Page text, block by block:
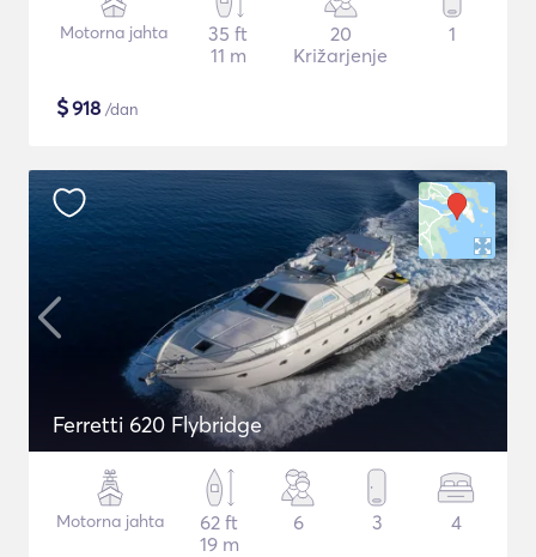
Motorna jahta
35 ft
11 m
20
Križarjenje
1
$918 /dan
Ferretti 620 Flybridge
Motorna jahta
62 ft
19 m
6 3 4